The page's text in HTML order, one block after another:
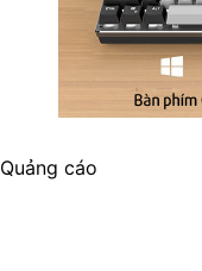
Quảng cáo